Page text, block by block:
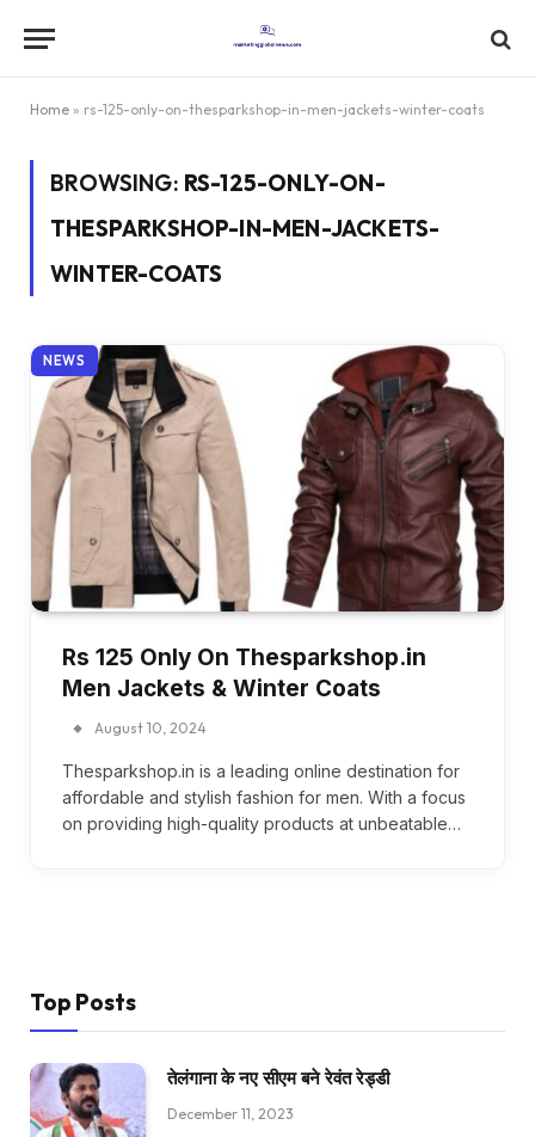
Home » rs-125-only-on-thesparkshop-in-men-jackets-winter-coats
BROWSING: RS-125-ONLY-ON-
THESPARKSHOP-IN-MEN-JACKETS-
WINTER-COATS
NEWS
Rs 125 Only On Thesparkshop.in
Men Jackets & Winter Coats
August 10, 2024
Thesparkshop.in is a leading online destination for
affordable and stylish fashion for men. With a focus
on providing high-quality products at unbeatable…
Top Posts
तेलंगाना के नए सीएम बने रेवंत रेड्डी
December 11, 2023